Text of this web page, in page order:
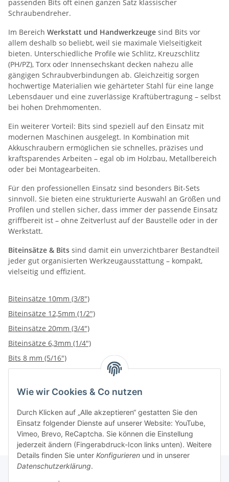
Wie wir Cookies & Co nutzen
Durch Klicken auf „Alle akzeptieren“ gestatten Sie den
Einsatz folgender Dienste auf unserer Website: YouTube,
Vimeo, Brevo, ReCaptcha. Sie können die Einstellung
jederzeit ändern (Fingerabdruck-Icon links unten). Weitere
Details finden Sie unter Konfigurieren und in unserer
Datenschutzerklärung.
passenden Bits oft einen ganzen Satz klassischer
Schraubendreher.
Im Bereich Werkstatt und Handwerkzeuge sind Bits vor
allem deshalb so beliebt, weil sie maximale Vielseitigkeit
bieten. Unterschiedliche Profile wie Schlitz, Kreuzschlitz
(PH/PZ), Torx oder Innensechskant decken nahezu alle
gängigen Schraubverbindungen ab. Gleichzeitig sorgen
hochwertige Materialien wie gehärteter Stahl für eine lange
Lebensdauer und eine zuverlässige Kraftübertragung – selbst
bei hohen Drehmomenten.
Ein weiterer Vorteil: Bits sind speziell auf den Einsatz mit
modernen Maschinen ausgelegt. In Kombination mit
Akkuschraubern ermöglichen sie schnelles, präzises und
kraftsparendes Arbeiten – egal ob im Holzbau, Metallbereich
oder bei Montagearbeiten.
Für den professionellen Einsatz sind besonders Bit-Sets
sinnvoll. Sie bieten eine strukturierte Auswahl an Größen und
Profilen und stellen sicher, dass immer der passende Einsatz
griffbereit ist – ohne Zeitverlust auf der Baustelle oder in der
Werkstatt.
Biteinsätze & Bits sind damit ein unverzichtbarer Bestandteil
jeder gut organisierten Werkzeugausstattung – kompakt,
vielseitig und effizient.
Biteinsätze 10mm (3/8")
Biteinsätze 12,5mm (1/2")
Biteinsätze 20mm (3/4")
Biteinsätze 6,3mm (1/4")
Bits 8 mm (5/16")
Kategorien